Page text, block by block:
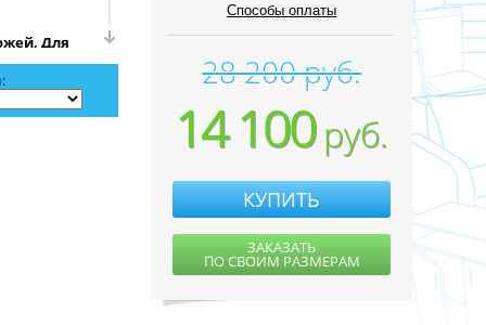
Для
с
Способы оплаты
28 200 руб.
14 100руб.
КУПИТЬ
ЗАКАЗАТЬ
ПО СВОИМ РАЗМЕРАМ